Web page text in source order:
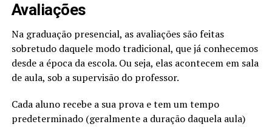
Avaliações
Na graduação presencial, as avaliações são feitas
sobretudo daquele modo tradicional, que já conhecemos
desde a época da escola. Ou seja, elas acontecem em sala
de aula, sob a supervisão do professor.
Cada aluno recebe a sua prova e tem um tempo
predeterminado (geralmente a duração daquela aula)